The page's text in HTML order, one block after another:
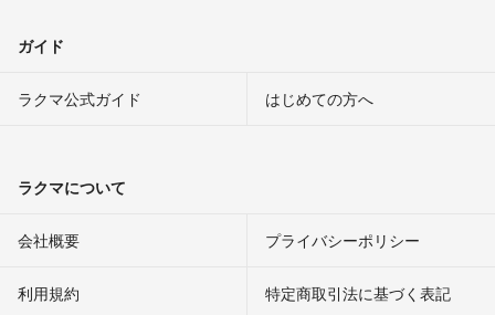
ガイド
ラクマ公式ガイド はじめての方へ
ラクマについて
会社概要 プライバシーポリシー
利用規約 特定商取引法に基づく表記